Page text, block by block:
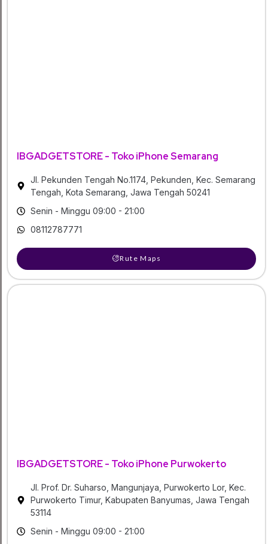
IBGADGETSTORE - Toko iPhone Semarang
Jl. Pekunden Tengah No.1174, Pekunden, Kec. Semarang
Tengah, Kota Semarang, Jawa Tengah 50241
Senin - Minggu 09:00 - 21:00
08112787771
Rute Maps
IBGADGETSTORE - Toko iPhone Purwokerto
Jl. Prof. Dr. Suharso, Mangunjaya, Purwokerto Lor, Kec.
Purwokerto Timur, Kabupaten Banyumas, Jawa Tengah
53114
Senin - Minggu 09:00 - 21:00